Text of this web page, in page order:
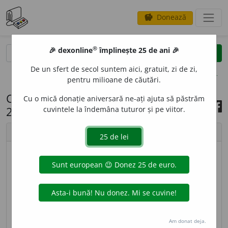
savings Donează
opțiuni
Cuvântul zilei, 15 ianuarie
2023
imagine ©Andrea Homorodean
picotesc, vb.IV.Intranz.A ațipi (cu
intermitențe) șezând sau stând în picioare; a
🎉 dexonline® împlinește 25 de ani 🎉
De un sfert de secol suntem aici, gratuit, zi de zi,
pentru milioane de căutări.
Cu o mică donație aniversară ne-ați ajuta să păstrăm
cuvintele la îndemâna tuturor și pe viitor.
Am donat deja.